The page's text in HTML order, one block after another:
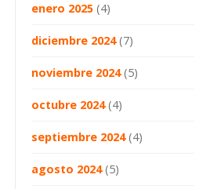
enero 2025 (4)
diciembre 2024(7)
noviembre 2024(5)
octubre 2024(4)
septiembre 2024(4)
agosto 2024(5)